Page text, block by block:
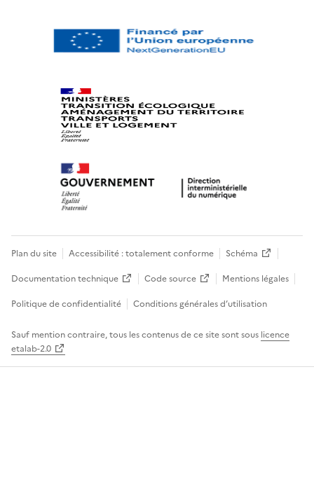
Plan du site Accessibilité : totalement conforme
Schéma
Documentation technique
Code source
Mentions légales
Politique de confidentialité
Conditions générales d’utilisation
Sauf mention contraire, tous les contenus de ce site sont sous licence
etalab-2.0